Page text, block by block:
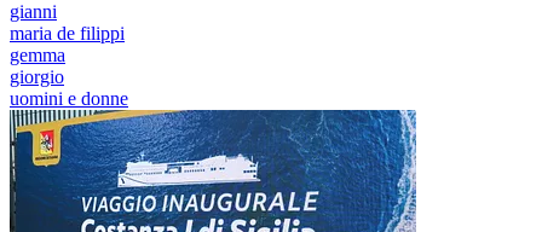
gianni
maria de filippi
gemma
giorgio
uomini e donne